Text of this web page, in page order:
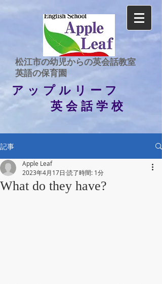
​松江市の幼児からの英会話教室
​英語の保育園
アップルリーフ
英会話学校
記事
What do they have?
Apple Leaf
2023年4月17日 読了時間: 1分